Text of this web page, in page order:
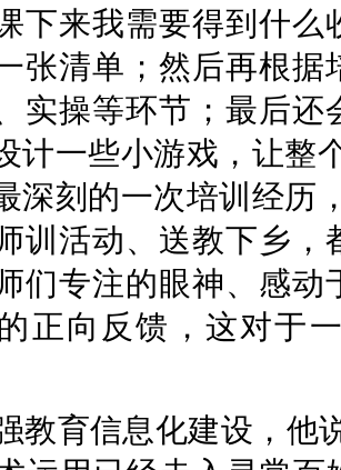
下来我需要得到什
张清单；然后再根
实操等环节；最后
计一些小游戏，让整
深刻的一次培训经历
训活动、送教下乡
们专注的眼神、感
正向反馈，这对于
教育信息化建设，他